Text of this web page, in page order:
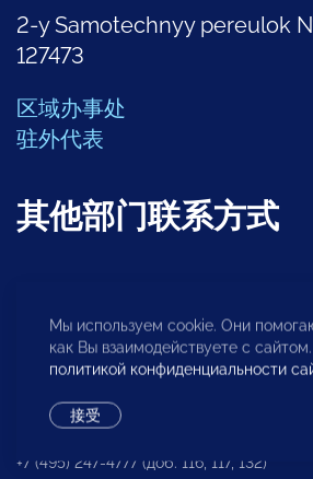
2-y Samotechnyy pereulok
127473
区域办事处
驻外代表
其他部门联系方式
+7 (495) 247-4777
区域发展部
+7 (495) 247-4777 (доб. 116, 117, 132)
Мы используем cookie. Они
как Вы взаимодействуете с
политикой конфиденциальности
接受